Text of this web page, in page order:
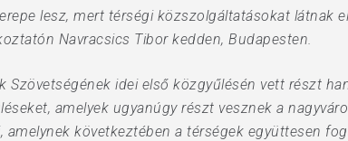
lesz, mert térségi közszolgáltatásokat látnak
Navracsics Tibor kedden, Budapesten.
idei első közgyűlésén vett részt
amelyek ugyanúgy részt vesznek a
következtében a térségek együttesen